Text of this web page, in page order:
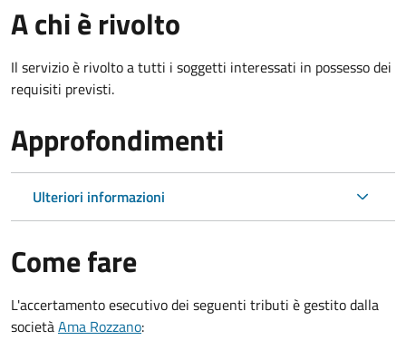
A chi è rivolto
Il servizio è rivolto a tutti i soggetti interessati in possesso dei
requisiti previsti.
Approfondimenti
Ulteriori informazioni
Come fare
L'accertamento esecutivo dei seguenti tributi è gestito dalla
societàAma Rozzano: